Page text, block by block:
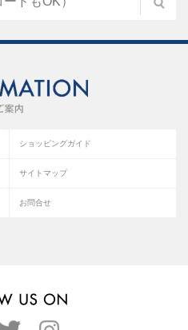
ショッピングガイド
サイトマップ
お問合せ